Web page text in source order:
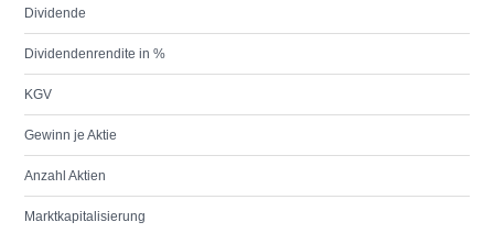
Dividende
Dividendenrendite in %
KGV
Gewinn je Aktie
Anzahl Aktien
Marktkapitalisierung